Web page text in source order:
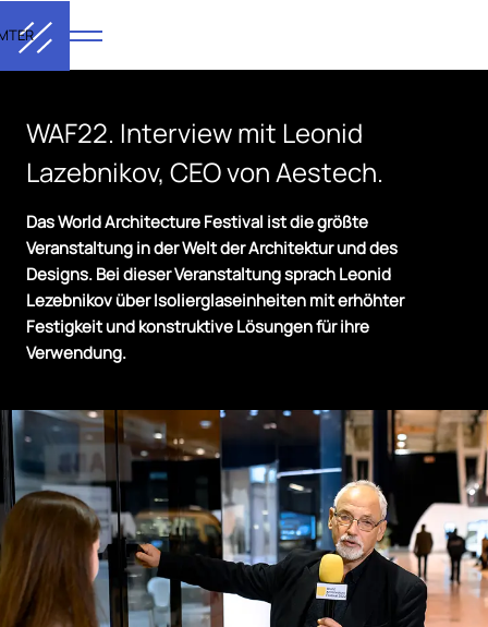
WAF22. Interview mit Leonid
Lazebnikov, CEO von Aestech.
Das World Architecture Festival ist die größte
Veranstaltung in der Welt der Architektur und des
Designs. Bei dieser Veranstaltung sprach Leonid
Lezebnikov über Isolierglaseinheiten mit erhöhter
Festigkeit und konstruktive Lösungen für ihre
Verwendung.